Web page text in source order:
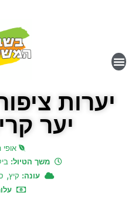
יערות
יער
אופי
משך הטיול:
עונה: קיץ,